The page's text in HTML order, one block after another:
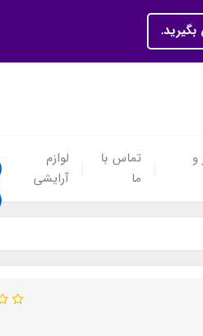
و
تماس با
ما
لوازم
آرایشی